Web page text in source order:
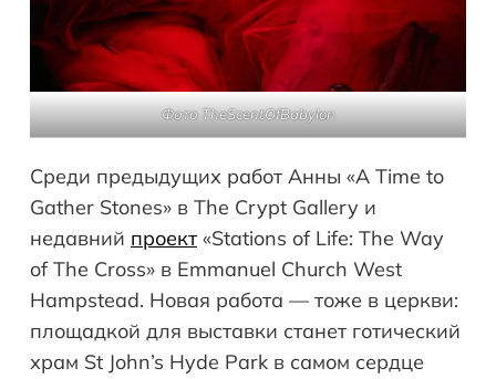
Фото TheScentOfBabylon
Среди предыдущих работ Анны «A Time to
Gather Stones» в The Crypt Gallery и
недавний проект«Stations of Life: The Way
of The Cross» в Emmanuel Church West
Hampstead. Новая работа — тоже в церкви:
площадкой для выставки станет готический
храм St John’s Hyde Park в самом сердце